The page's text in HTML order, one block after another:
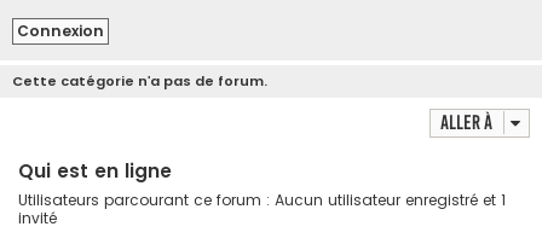
Cette catégorie n’a pas de forum.
Aller à
Qui est en ligne
Utilisateurs parcourant ce forum : Aucun utilisateur enregistré et 1
invité